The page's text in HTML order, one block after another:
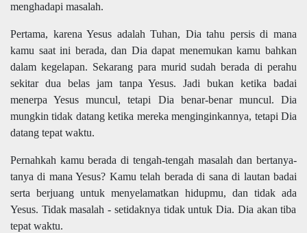
menghadapi masalah.
Pertama, karena Yesus adalah Tuhan, Dia tahu persis di mana
kamu saat ini berada, dan Dia dapat menemukankamu bahkan
dalam kegelapan. Sekarang para murid sudah berada di perahu
sekitar dua belas jam tanpa Yesus. Jadi bukan ketika badai
menerpa Yesus muncul, tetapi Dia benar-benar muncul. Dia
mungkin tidak datang ketika mereka menginginkannya, tetapi Dia
datang tepat waktu.
Pernahkah kamu berada di tengah-tengah masalahdan bertanya-
tanya di mana Yesus? Kamu telah berada di sana di lautan badai
serta berjuang untuk menyelamatkan hidupmu, dan tidak ada
Yesus. Tidak masalah - setidaknya tidak untuk Dia. Dia akan tiba
tepat waktu.